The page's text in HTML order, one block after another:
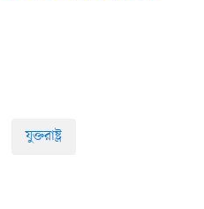
যুক্তরাষ্ট্র